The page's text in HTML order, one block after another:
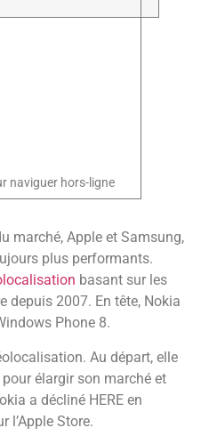
naviguer hors-ligne
marché, Apple et Samsung,
plus performants.
basant sur les
depuis 2007. En tête, Nokia
Phone 8.
Au départ, elle
élargir son marché et
a décliné HERE en
l’Apple Store.